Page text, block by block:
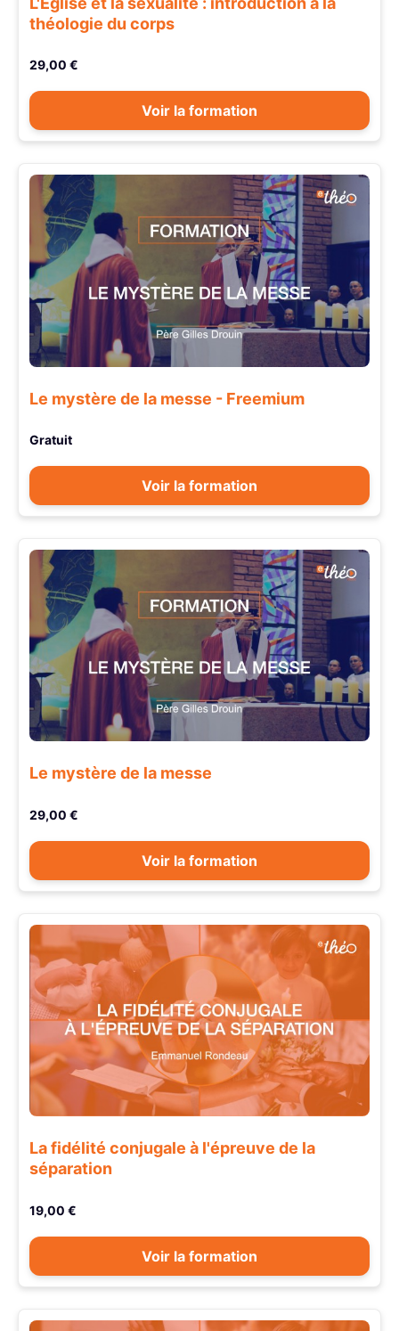
théologie du corps
29,00 €
Voir la formation
Le mystère de la messe - Freemium
Gratuit
Voir la formation
Le mystère de la messe
29,00 €
Voir la formation
La fidélité conjugale à l'épreuve de la
séparation
19,00 €
Voir la formation